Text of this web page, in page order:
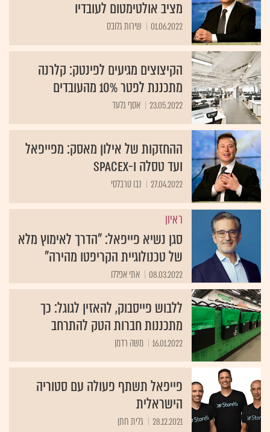
מציב אולטימטום לעובדיו
01.06.2022 שירות גלובס
הקיצוצים מגיעים לפינטק: קלרנה
מתכננת לפטר 10% מהעובדים
23.05.2022 אסף גלעד
ההחזקות של אילון מאסק: מפייפאל
ועד טסלה ו-SpaceX
27.04.2022 נבו טרבלסי
ראיון
סגן נשיא פייפאל: "הדרך לאימוץ מלא
של טכנולוגיית הקריפטו מהירה"
08.03.2022 אתי אפללו
ללבוש פייסבוק, להאזין לגוגל: כך
מתכננות חברות הטק להתרחב
16.01.2022 משה רדמן
פייפאל תשתף פעולה עם סטוריה
הישראלית
28.12.2021 גלית חתן